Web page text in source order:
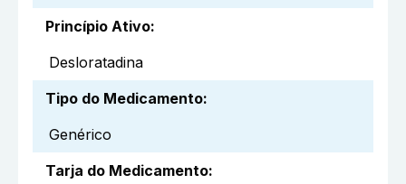
Princípio Ativo:
Desloratadina
Tipo do Medicamento:
Genérico
Tarja do Medicamento: